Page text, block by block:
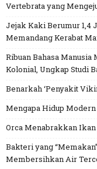
Vertebrata yang
Jejak Kaki Berumur 1,4
Memandang Kerabat
Ribuan Bahasa
Kolonial, Ungkap Studi
Benarkah ‘Penyakit
Mengapa Hidup
Orca Menabrakkan
Bakteri yang
Membersihkan Air